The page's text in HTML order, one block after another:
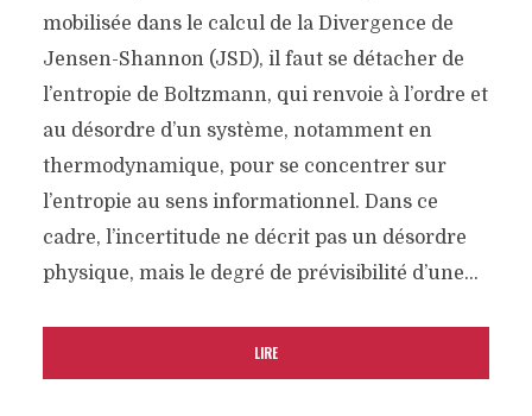
mobilisée dans le calcul de la Divergence de
Jensen-Shannon (JSD), il faut se détacher de
l’entropie de Boltzmann, qui renvoie à l’ordre et
au désordre d’un système, notamment en
thermodynamique, pour se concentrer sur
l’entropie au sens informationnel. Dans ce
cadre, l’incertitude ne décrit pas un désordre
physique, mais le degré de prévisibilité d’une...
LIRE